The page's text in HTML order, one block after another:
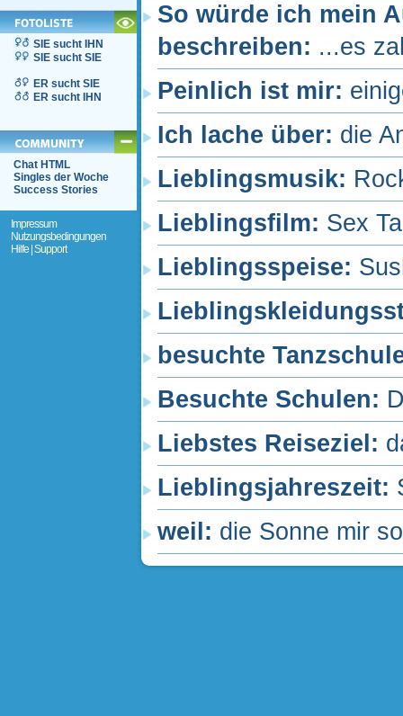
SIE sucht IHN
SIE sucht SIE
ER sucht SIE
ER sucht IHN
Chat HTML
Singles der Woche
Success Stories
Impressum
Nutzungsbedingungen
Hilfe | Support
So würde ich mein
beschreiben: ...es
Peinlich ist mir:
Ich lache über: die
Lieblingsmusik:
Lieblingsfilm: Sex
Lieblingsspeise:
besuchte
Besuchte Schulen:
Liebstes Reiseziel:
Lieblingsjahreszeit:
weil: die Sonne mir